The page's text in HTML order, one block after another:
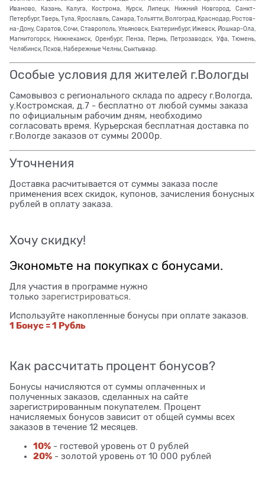
Иваново, Казань, Калуга, Кострома, Курск, Липецк, Нижний Новгород, Санкт-
Петербург, Тверь, Тула, Ярославль, Самара, Тольятти, Волгоград, Краснодар, Ростов-
на-Дону, Саратов, Сочи, Ставрополь, Ульяновск, Екатеринбург, Ижевск, Йошкар-Ола,
Магнитогорск, Нижнекамск, Оренбург, Пенза, Пермь, Петрозаводск, Уфа, Тюмень,
Челябинск, Псков, Набережные Челны, Сыктывкар.
Особые условия для жителей г.Вологды
Самовывоз с регионального склада по адресу г.Вологда,
у.Костромская, д.7 - бесплатно от любой суммы заказа
по официальным рабочим дням, необходимо
согласовать время. Курьерская бесплатная доставка по
г.Вологде заказов от суммы 2000р.
Уточнения
Доставка расчитывается от суммы заказа после
применения всех скидок, купонов, зачисления бонусных
рублей в оплату заказа.
Хочу скидку!
Экономьте на покупках с бонусами.
Для участия в программе нужно
только зарегистрироваться
Используйте накопленные бонусы при оплате заказов.
1 Бонус = 1 Рубль
Как рассчитать процент бонусов?
Бонусы начисляются от суммы оплаченных и
полученных заказов, сделанных на сайте
зарегистрированным покупателем. Процент
начисляемых бонусов зависит от общей суммы всех
заказов в течение 12 месяцев.
10% - гостевой уровень от 0 рублей
20% - золотой уровень от 10 000 рублей